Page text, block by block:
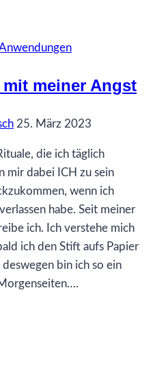
mit meiner Angst
25. März 2023
die ich täglich
mir dabei ICH zu sein
wenn ich
habe. Seit meiner
ich. Ich verstehe mich
ich den Stift aufs Papier
bin ich so ein